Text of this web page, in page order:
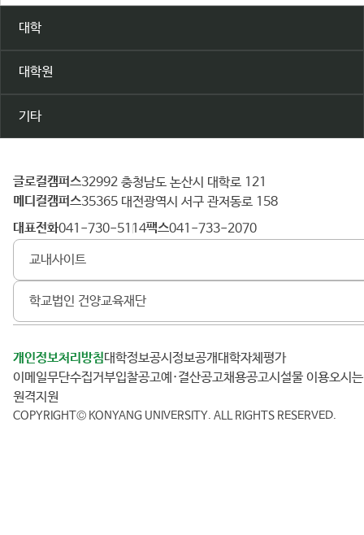
대학
대학원
기타
건
양
대
학
글로컬캠퍼스 32992 충청남도 논산시 대학로 121
메디컬캠퍼스 35365 대전광역시 서구 관저동로 158
대표전화 041-730-5114 팩스 041-733-2070
교내사이트
학교법인 건양교육재단
개인정보처리방침 대학정보공시 정보공개
대학자체평가
이메일무단수집거부
입찰공고 예·결산공고 채용공고 시설물 이용
오시
원격지원
COPYRIGHT© KONYANG UNIVERSITY. ALL RIGHTS RESERVED.